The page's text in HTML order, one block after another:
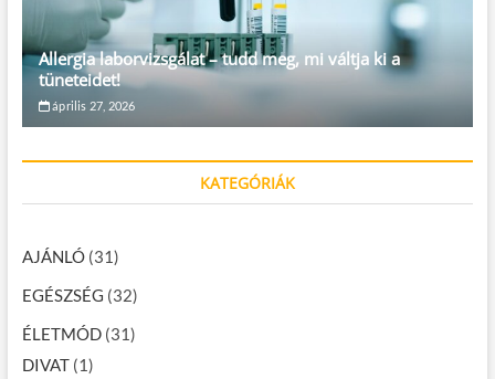
Allergia laborvizsgálat – tudd meg, mi váltja ki a
tüneteidet!
április 27, 2026
KATEGÓRIÁK
AJÁNLÓ(31)
EGÉSZSÉG (32)
ÉLETMÓD(31)
DIVAT(1)